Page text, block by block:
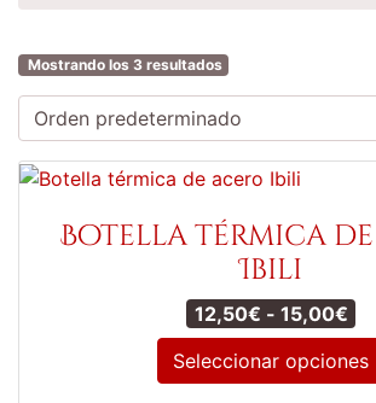
Mostrando los 3 resultados
Botella térmica
Ibili
12,50€ - 15,00€
Seleccionar opciones